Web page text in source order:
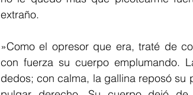
extraño.
»Como el opresor que era, traté de
con fuerza su cuerpo emplumando.
dedos; con calma, la gallina reposó